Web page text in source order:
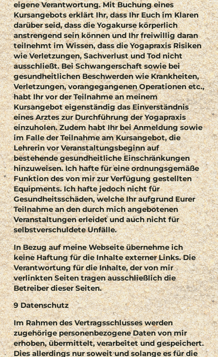
eigene Verantwortung. Mit Buchung eines
Kursangebots erklärt Ihr, dass Ihr Euch im Klaren
darüber seid, dass die Yogakurse körperlich
anstrengend sein können und Ihr freiwillig daran
teilnehmt im Wissen, dass die Yogapraxis Risiken
wie Verletzungen, Sachverlust und Tod nicht
ausschließt. Bei Schwangerschaft sowie bei
gesundheitlichen Beschwerden wie Krankheiten,
Verletzungen, vorangegangenen Operationen etc.,
habt Ihr vor der Teilnahme an meinem
Kursangebot eigenständig das Einverständnis
eines Arztes zur Durchführung der Yogapraxis
einzuholen. Zudem habt Ihr bei Anmeldung sowie
im Falle der Teilnahme am Kursangebot, die
Lehrerin vor Veranstaltungsbeginn auf
bestehende gesundheitliche Einschränkungen
hinzuweisen. Ich hafte für eine ordnungsgemäße
Funktion des von mir zur Verfügung gestellten
Equipments. Ich hafte jedoch nicht für
Gesundheitsschäden, welche Ihr aufgrund Eurer
Teilnahme an den durch mich angebotenen
Veranstaltungen erleidet und auch nicht für
selbstverschuldete Unfälle.
In Bezug auf meine Webseite übernehme ich
keine Haftung für die Inhalte externer Links. Die
Verantwortung für die Inhalte, der von mir
verlinkten Seiten tragen ausschließlich die
Betreiber dieser Seiten.
9 Datenschutz
Im Rahmen des Vertragsschlusses werden
zugehörige personenbezogene Daten von mir
erhoben, übermittelt, verarbeitet und gespeichert.
Dies allerdings nur soweit und solange es für die